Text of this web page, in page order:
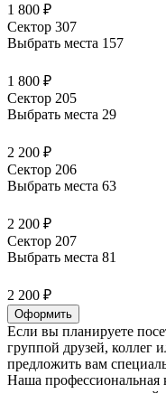
1 800 ₽
Сектор 307
Выбрать места 157
1 800 ₽
Сектор 205
Выбрать места 29
2 200 ₽
Сектор 206
Выбрать места 63
2 200 ₽
Сектор 207
Выбрать места 81
2 200 ₽
Оформить
Если вы планируете
группой друзей, коллег
предложить вам
Наша